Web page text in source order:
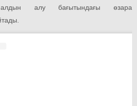
алдын алу бағытындағы өзара